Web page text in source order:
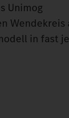
Unimog
Wendekreis
in fast